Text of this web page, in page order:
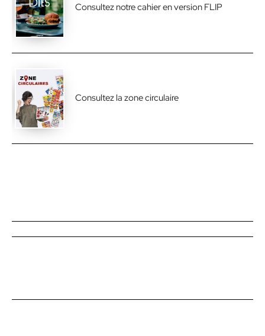
Consultez notre cahier en version FLIP
Consultez la zone circulaire